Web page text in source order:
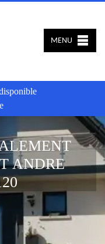
MENU
ANDRE